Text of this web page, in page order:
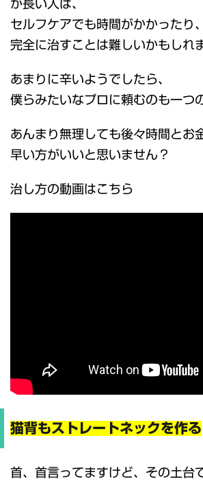
が長い人は、
セルフケアでも時間がかかったり、
完全に治すことは難しいかもしれ
あまりに辛いようでしたら、
僕らみたいなプロに頼むのも一つ
あんまり無理しても後々時間とお
早い方がいいと思いません？
治し方の動画はこちら
猫背もストレートネックを作る
首、首言ってますけど、その土台